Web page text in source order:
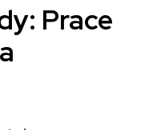
Prace